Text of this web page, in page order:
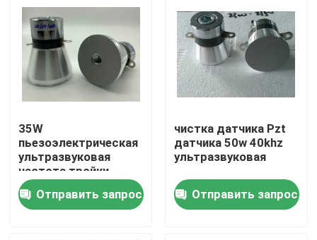
Путешествие фабрики
Проверка качества
Свяжитесь мы
Спросите цитату
ультразвуковой очистки датчика
35W
пьезоэлектрическая
ультразвуковая
частота тройки
датчика 25/50/80 k
Отправить запрос
чистка датчика Pzt
датчика 50w 40khz
ультразвуковая
Отправить запрос